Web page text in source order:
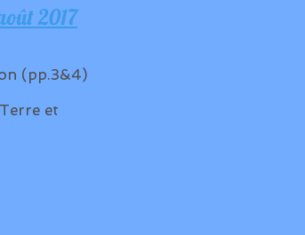
2017
(pp.3&4)
et